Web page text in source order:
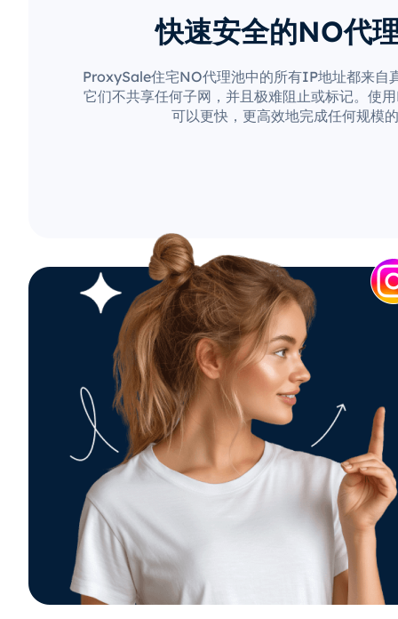
快速安全的NO代
ProxySale住宅NO代理池中的所有IP地址都来自
它们不共享任何子网，并且极难阻止或标记。使
可以更快，更高效地完成任何规模